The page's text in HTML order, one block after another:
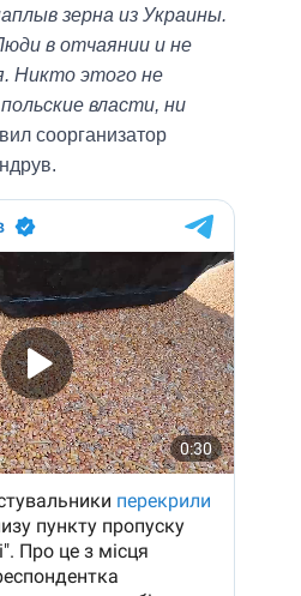
зерна из Украины.
в отчаянии и не
Никто этого не
власти, ни
соорганизатор